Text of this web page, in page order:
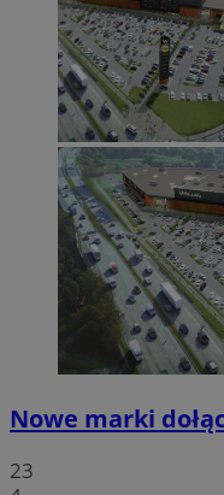
Nowe marki
23